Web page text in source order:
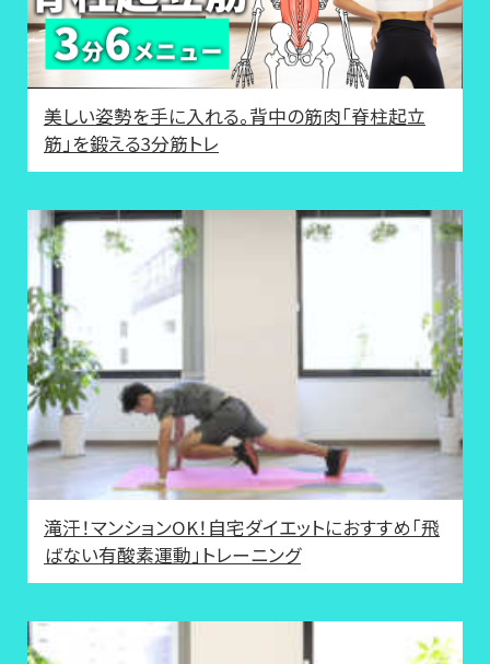
美しい姿勢を手に入れる。背中の筋肉「脊柱起立
筋」を鍛える3分筋トレ
滝汗！マンションOK！自宅ダイエットにおすすめ「飛
ばない有酸素運動」トレーニング